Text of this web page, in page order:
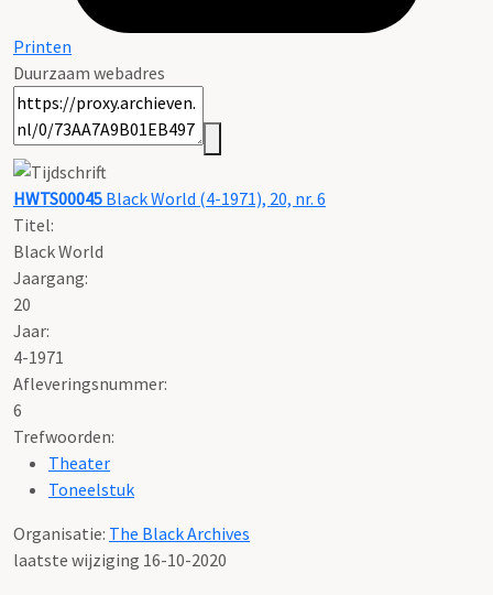
Printen
Duurzaam webadres
HWTS00045 Black World (4-1971), 20, nr. 6
Titel:
Black World
Jaargang:
20
Jaar:
4-1971
Afleveringsnummer:
6
Trefwoorden:
Theater
Toneelstuk
Organisatie: The Black Archives
laatste wijziging 16-10-2020